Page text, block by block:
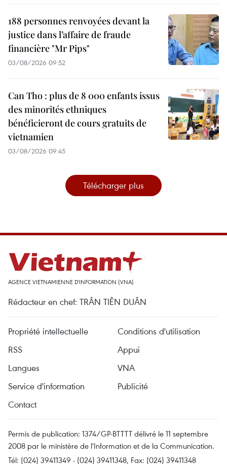
188 personnes renvoyées devant la
justice dans l’affaire de fraude
financière "Mr Pips"
03/08/2026 09:52
Can Tho : plus de 8 000 enfants issus
des minorités ethniques
bénéficieront de cours gratuits de
vietnamien
03/08/2026 09:45
Télécharger plus
AGENCE VIETNAMIENNE D'INFORMATION (VNA)
Rédacteur en chef: TRÂN TIÊN DUÂN
Propriété intellectuelle
Conditions d'utilisation
RSS
Appui
Langues
VNA
Service d'information
Publicité
Contact
Permis de publication: 1374/GP-BTTTT délivré le 11 septembre
2008 par le ministère de l'Information et de la Communication.
Tél: (024) 39411349 - (024) 39411348, Fax: (024) 39411348